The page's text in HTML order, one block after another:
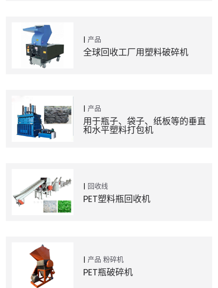
产品
全球回收工厂用塑料破碎机
产品
用于瓶子、袋子、纸板等的垂直
和水平塑料打包机
回收线
PET塑料瓶回收机
产品 粉碎机
PET瓶破碎机